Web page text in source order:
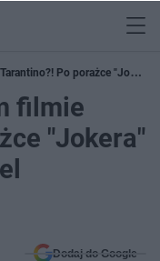
"Jokera"
filmie
"Jokera"
Dodaj do Google